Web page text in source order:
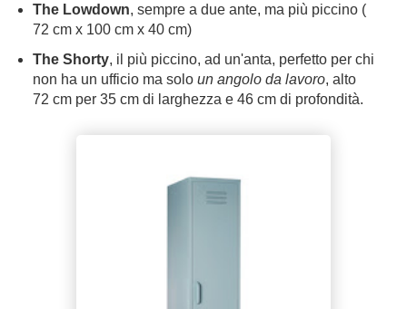
The Lowdown, sempre a due ante, ma più piccino (
72 cm x 100 cm x 40 cm)
The Shorty, il più piccino, ad un'anta, perfetto per chi
non ha un ufficio ma solo un angolo da lavoro, alto
72 cm per 35 cm di larghezza e 46 cm di profondità.